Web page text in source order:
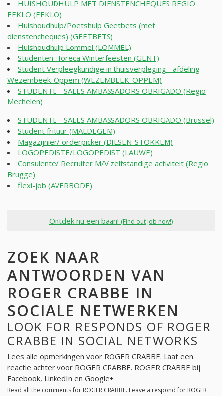
HUISHOUDHULP MET DIENSTENCHEQUES REGIO
EEKLO (EEKLO)
Huishoudhulp/Poetshulp Geetbets (met
dienstencheques) (GEETBETS)
Huishoudhulp Lommel (LOMMEL)
Studenten Horeca Winterfeesten (GENT)
Student Verpleegkundige in thuisverpleging - afdeling
Wezembeek-Oppem (WEZEMBEEK-OPPEM)
STUDENTE - SALES AMBASSADORS OBRIGADO (Regio
Mechelen)
STUDENTE - SALES AMBASSADORS OBRIGADO (Brussel)
Student frituur (MALDEGEM)
Magazijnier/ orderpicker (DILSEN-STOKKEM)
LOGOPEDISTE/LOGOPEDIST (LAUWE)
Consulente/ Recruiter M/V zelfstandige activiteit (Regio
Brugge)
flexi-job (AVERBODE)
Ontdek nu een baan! (Find out job now!)
ZOEK NAAR
ANTWOORDEN VAN
ROGER CRABBE IN
SOCIALE NETWERKEN
LOOK FOR RESPONDS OF ROGER
CRABBE IN SOCIAL NETWORKS
Lees alle opmerkingen voor ROGER CRABBE. Laat een
reactie achter voor ROGER CRABBE. ROGER CRABBE bij
Facebook, LinkedIn en Google+
Read all the comments for ROGER CRABBE. Leave a respond for ROGER